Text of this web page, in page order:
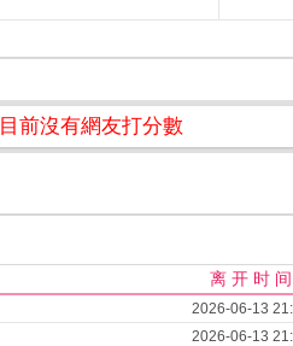
目前沒有網友打分數
离 开 时 间
2026-06-13
2026-06-13